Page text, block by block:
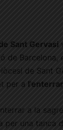
Sant Gervasi
de Barcelona,
de Sant
per a
a la
per una tanca